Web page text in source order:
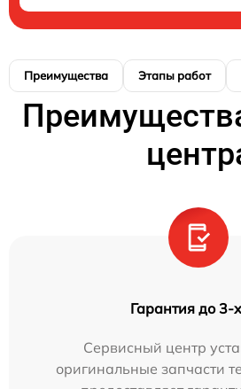
Преимущества Этапы работ
Гарантия до 3-
Сервисный центр
оригинальные запчасти